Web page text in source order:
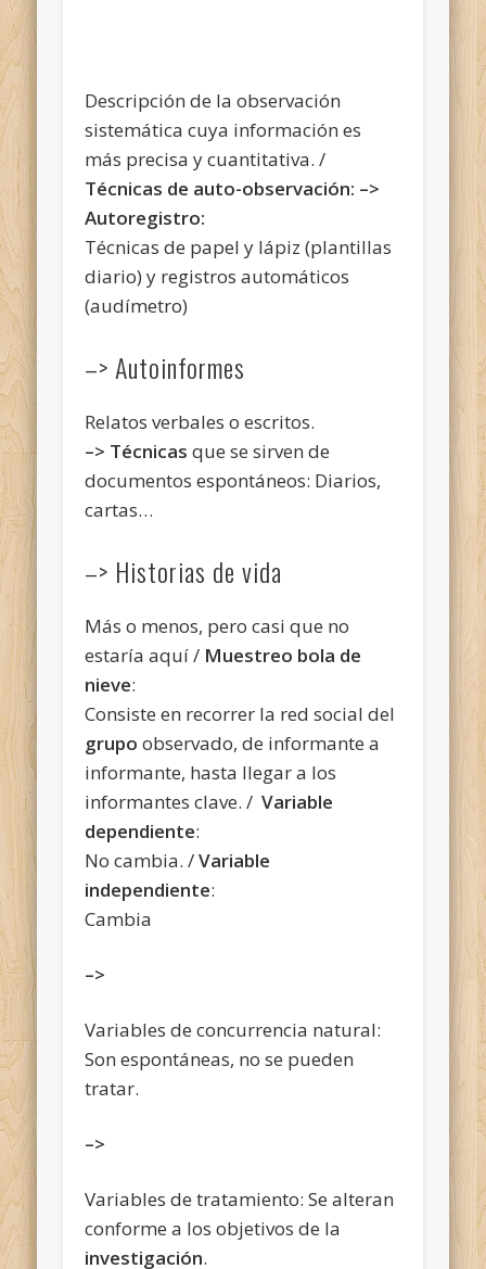
Descripción de la observación
sistemática cuya información es
más precisa y cuantitativa. /
Técnicas de auto-observación: –>
Autoregistro:
Técnicas de papel y lápiz (plantillas
diario) y registros automáticos
(audímetro)
–> Autoinformes
Relatos verbales o escritos.
–> Técnicas que se sirven de
documentos espontáneos: Diarios,
cartas…
–> Historias de vida
Más o menos, pero casi que no
estaría aquí / Muestreo bola de
nieve:
Consiste en recorrer la red socialdel
grupo observado, de informante a
informante, hasta llegar a los
informantes clave. /Variable
dependiente:
No cambia. /Variable
independiente:
Cambia
–>
Variables de concurrencia natural:
Son espontáneas, no se pueden
tratar.
–>
Variables de tratamiento: Se alteran
conforme a los objetivos de la
investigación.